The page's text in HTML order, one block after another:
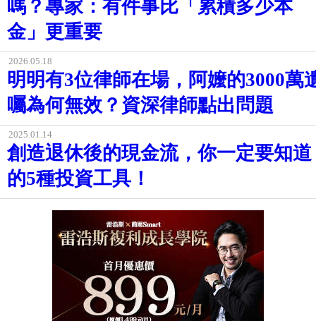
嗎？專家：有件事比「累積多少本
金」更重要
2026.05.18
明明有3位律師在場，阿嬤的3000萬
囑為何無效？資深律師點出問題
2025.01.14
創造退休後的現金流，你一定要知道
的5種投資工具！